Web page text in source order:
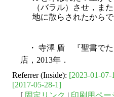
（バラル）させ，ま
地に散らされたからで
・ 寺澤 盾 『聖書で
店，2013年．
Referrer (Inside): [2023-01-07-
[2017-05-28-1]